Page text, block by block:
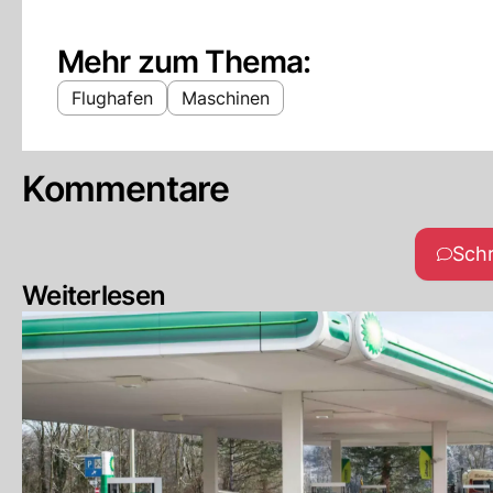
Mehr zum Thema:
Flughafen Maschinen
Kommentare
Weiterlesen